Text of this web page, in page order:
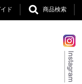
商品検索
ド